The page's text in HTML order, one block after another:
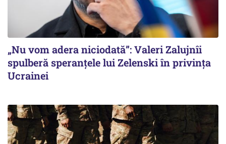
„Nu vom adera niciodată”: Valeri Zalujnîi
spulberă speranțele lui Zelenski în privința
Ucrainei